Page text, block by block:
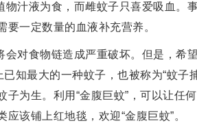
物汁液为食，而雌蚊子只喜爱吸血。
一定数量的血液补充营养。
对食物链造成严重破坏。但是，希望
知最大的一种蚊子，也被称为“蚊子
为生。利用“金腹巨蚊”，可以让任
该铺上红地毯，欢迎“金腹巨蚊”。